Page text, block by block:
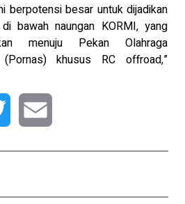
berpotensi besar untuk dijadikan
bawah naungan KORMI, yang
menuju Pekan Olahraga
khusus RC offroad,”